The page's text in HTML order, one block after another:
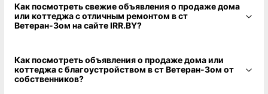
Как посмотреть свежие объявления о продаже дома
или коттеджа с отличным ремонтом в ст
Ветеран-3ом на сайте IRR.BY?
Как посмотреть объявления о продаже дома или
коттеджа с благоустройством в ст Ветеран-3ом от
собственников?